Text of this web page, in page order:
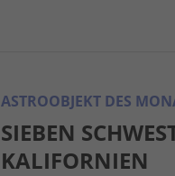
ASTROOBJEKT DES
SIEBEN
KALIFORNIEN